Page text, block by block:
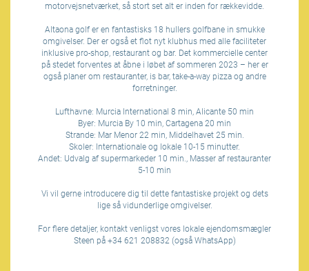
motorvejsnetværket, så stort set alt er inden for rækkevidde.
Altaona golf er en fantastisks 18 hullers golfbane in smukke
omgivelser. Der er også et flot nyt klubhus med alle faciliteter
inklusive pro-shop, restaurant og bar. Det kommercielle center
på stedet forventes at åbne i løbet af sommeren 2023 – her er
også planer om restauranter, is bar, take-a-way pizza og andre
forretninger.
Lufthavne: Murcia International 8 min, Alicante 50 min
Byer: Murcia By 10 min, Cartagena 20 min
Strande: Mar Menor 22 min, Middelhavet 25 min.
Skoler: Internationale og lokale 10-15 minutter.
Andet: Udvalg af supermarkeder 10 min., Masser af restauranter
5-10 min
Vi vil gerne introducere dig til dette fantastiske projekt og dets
lige så vidunderlige omgivelser.
For flere detaljer, kontakt venligst vores lokale ejendomsmægler
Steen på +34 621 208832 (også WhatsApp)